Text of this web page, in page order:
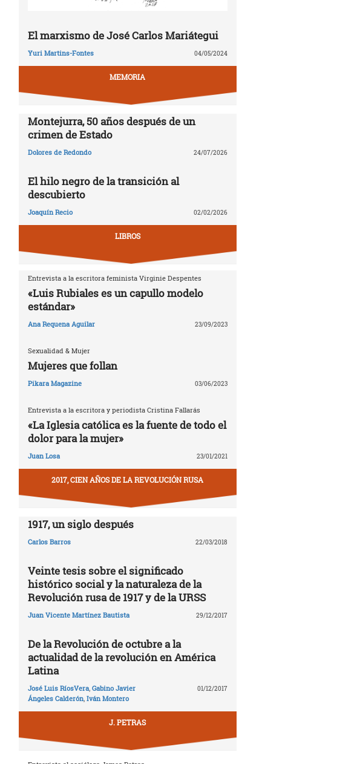
El marxismo de José Carlos Mariátegui
Yuri Martins-Fontes 04/05/2024
MEMORIA
Montejurra, 50 años después de un
crimen de Estado
Dolores de Redondo 24/07/2026
El hilo negro de la transición al
descubierto
Joaquín Recio 02/02/2026
LIBROS
Entrevista a la escritora feminista Virginie Despentes
«Luis Rubiales es un capullo modelo
estándar»
Ana Requena Aguilar 23/09/2023
Sexualidad & Mujer
Mujeres que follan
Pikara Magazine 03/06/2023
Entrevista a la escritora y periodista Cristina Fallarás
«La Iglesia católica es la fuente de todo el
dolor para la mujer»
Juan Losa 23/01/2021
2017, CIEN AÑOS DE LA REVOLUCIÓN RUSA
1917, un siglo después
Carlos Barros 22/03/2018
Veinte tesis sobre el significado
histórico social y la naturaleza de la
Revolución rusa de 1917 y de la URSS
Juan Vicente Martínez Bautista 29/12/2017
De la Revolución de octubre a la
actualidad de la revolución en América
Latina
José Luis RíosVera, Gabino Javier
Ángeles Calderón, Iván Montero
01/12/2017
J. PETRAS